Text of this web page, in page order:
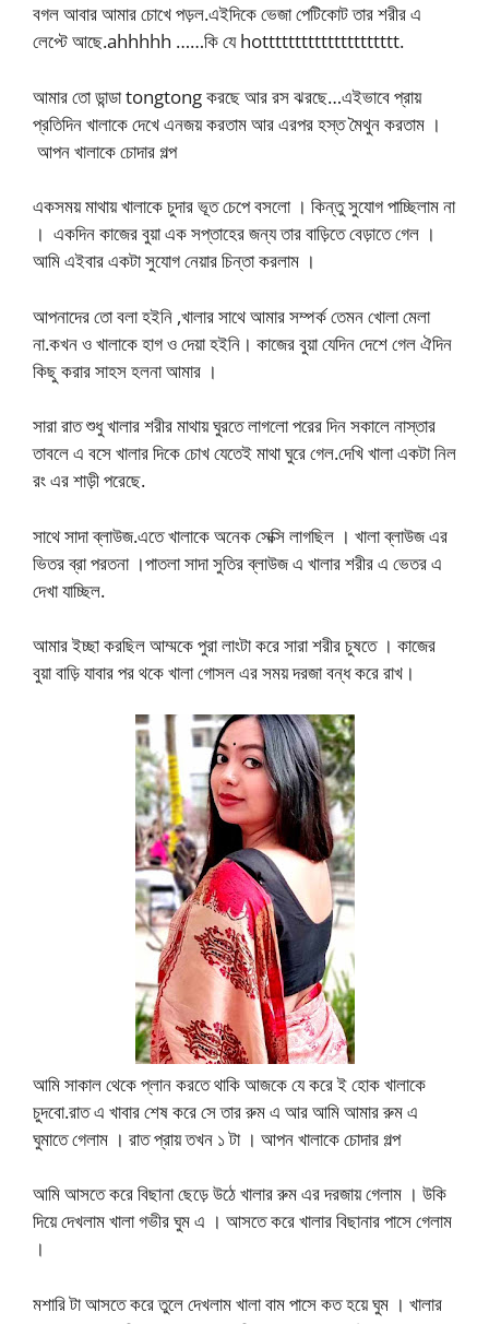
বগল আবার আমার চোখে পড়ল.এইদিকে ভেজা পেটিকোট তার শরীর এ
লেপ্টে আছে.ahhhhh ……কি যে hottttttttttttttttttttt.
আমার তো ডান্ডা tongtong করছে আর রস ঝরছে…এইভাবে প্রায়
প্রতিদিন খালাকে দেখে এনজয় করতাম আর এরপর হস্ত মৈথুন করতাম ।
আপন খালাকে চোদার গল্প
একসময় মাথায় খালাকে চুদার ভূত চেপে বসলো । কিন্তু সুযোগ পাচ্ছিলাম না
। একদিন কাজের বুয়া এক সপ্তাহের জন্য তার বাড়িতে বেড়াতে গেল ।
আমি এইবার একটা সুযোগ নেয়ার চিন্তা করলাম ।
আপনাদের তো বলা হইনি ,খালার সাথে আমার সম্পর্ক তেমন খোলা মেলা
না.কখন ও খালাকে হাগ ও দেয়া হইনি। কাজের বুয়া যেদিন দেশে গেল ঐদিন
কিছু করার সাহস হলনা আমার ।
সারা রাত শুধু খালার শরীর মাথায় ঘুরতে লাগলো পরের দিন সকালে নাস্তার
তাবলে এ বসে খালার দিকে চোখ যেতেই মাথা ঘুরে গেল.দেখি খালা একটা নিল
রং এর শাড়ী পরেছে.
সাথে সাদা ব্লাউজ.এতে খালাকে অনেক সেক্সি লাগছিল । খালা ব্লাউজ এর
ভিতর ব্রা পরতনা ।পাতলা সাদা সুতির ব্লাউজ এ খালার শরীর এ ভেতর এ
দেখা যাচ্ছিল.
আমার ইচ্ছা করছিল আম্মকে পুরা লাংটা করে সারা শরীর চুষতে । কাজের
বুয়া বাড়ি যাবার পর থকে খালা গোসল এর সময় দরজা বন্ধ করে রাখ।
আমি সাকাল থেকে প্লান করতে থাকি আজকে যে করে ই হোক খালাকে
চুদবো.রাত এ খাবার শেষ করে সে তার রুম এ আর আমি আমার রুম এ
ঘুমাতে গেলাম । রাত প্রায় তখন ১ টা । আপন খালাকে চোদার গল্প
আমি আসতে করে বিছানা ছেড়ে উঠে খালার রুম এর দরজায় গেলাম । উকি
দিয়ে দেখলাম খালা গভীর ঘুম এ । আসতে করে খালার বিছানার পাসে গেলাম
।
মশারি টা আসতে করে তুলে দেখলাম খালা বাম পাসে কত হয়ে ঘুম । খালার